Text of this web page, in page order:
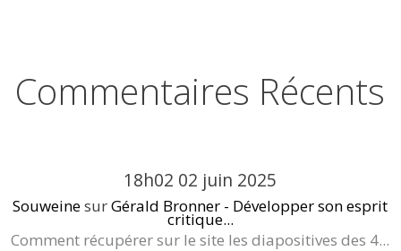
Commentaires Récents
18h02 02 juin 2025
SouweinesurGérald Bronner - Développer son esprit
critique...
Comment récupérer sur le site les diapositives des 4...